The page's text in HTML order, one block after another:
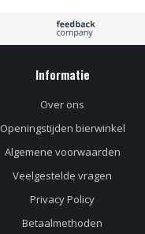
Informatie
Over ons
Openingstijden bierwinkel
Algemene voorwaarden
Veelgestelde vragen
Privacy Policy
Betaalmethoden